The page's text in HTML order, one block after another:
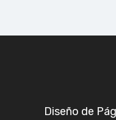
Diseño de